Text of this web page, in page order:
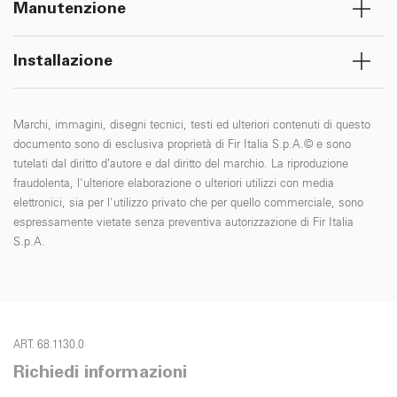
Manutenzione
Installazione
Marchi, immagini, disegni tecnici, testi ed ulteriori contenuti di questo
documento sono di esclusiva proprietà di Fir Italia S.p.A.© e sono
tutelati dal diritto d’autore e dal diritto del marchio. La riproduzione
fraudolenta, l'ulteriore elaborazione o ulteriori utilizzi con media
elettronici, sia per l'utilizzo privato che per quello commerciale, sono
espressamente vietate senza preventiva autorizzazione di Fir Italia
S.p.A.
ART. 68.1130.0
Richiedi informazioni